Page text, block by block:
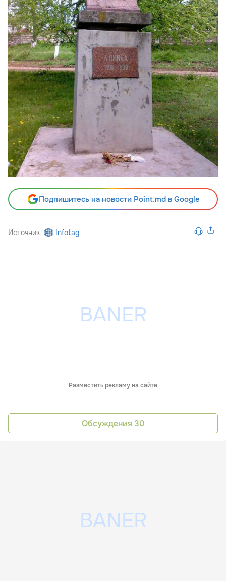
Подпишитесь на новости Point.md в Google
Источник Infotag
Разместить рекламу на сайте
Обсуждения 30